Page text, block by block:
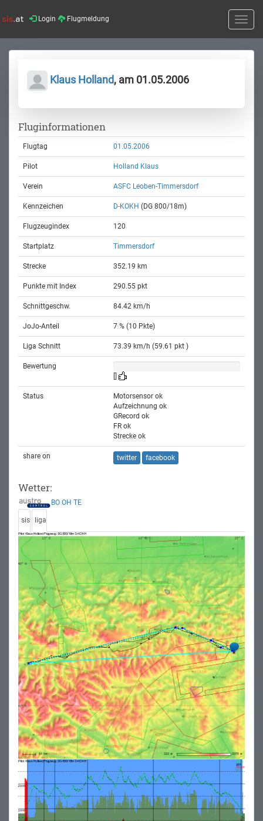
Login Flugmeldung
Toggle
Klaus Holland, am 01.05.2006
Fluginformationen
Flugtag 01.05.2006
Pilot Holland Klaus
Verein ASFC Leoben-Timmersdorf
Kennzeichen D-KOKH (DG 800/18m)
Flugzeugindex 120
Startplatz Timmersdorf
Strecke 352.19 km
Punkte mit Index 290.55 pkt
Schnittgeschw. 84.42 km/h
JoJo-Anteil 7 % (10 Pkte)
Liga Schnitt 73.39 km/h (59.61 pkt )
Bewertung
Status
Motorsensor ok
Aufzeichnung ok
GRecord ok
FR ok
Strecke ok
share on twitter facebook
Wetter:
BO OH TE
sis liga